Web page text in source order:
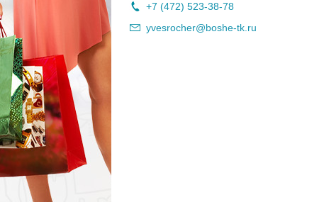
+7 (472) 523-38-78
yvesrocher@boshe-tk.ru